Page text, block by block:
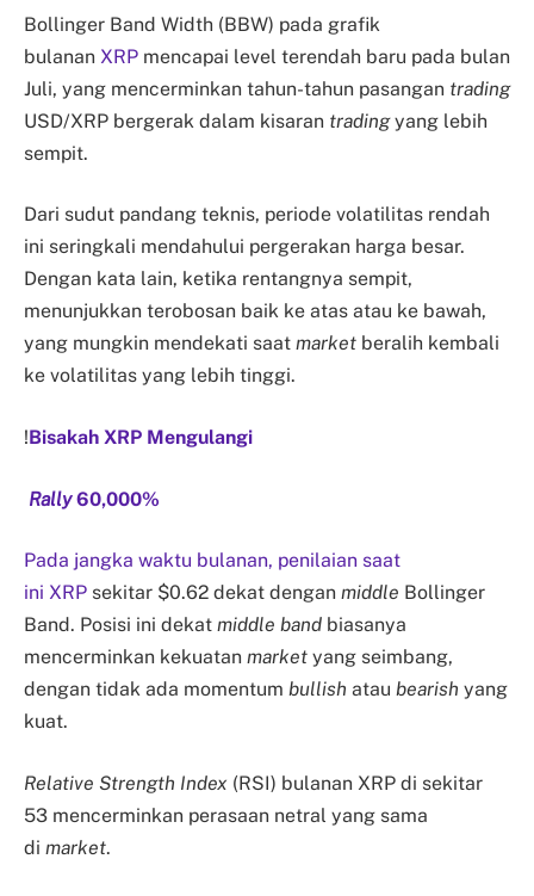
Bollinger Band Width (BBW) pada grafik
bulanan XRP mencapai level terendah baru pada bulan
Juli, yang mencerminkan tahun-tahun pasangan trading
USD/XRP bergerak dalam kisaran tradingyang lebih
sempit.
Dari sudut pandang teknis, periode volatilitas rendah
ini seringkali mendahului pergerakan harga besar.
Dengan kata lain, ketika rentangnya sempit,
menunjukkan terobosan baik ke atas atau ke bawah,
yang mungkin mendekati saat market beralih kembali
ke volatilitas yang lebih tinggi.
!Bisakah XRP Mengulangi
Rally 60,000%
Pada jangka waktu bulanan, penilaian saat
ini XRP sekitar $0.62 dekat dengan middle Bollinger
Band. Posisi ini dekat middle band biasanya
mencerminkan kekuatan market yang seimbang,
dengan tidak ada momentum bullish atau bearish yang
kuat.
Relative Strength Index (RSI) bulanan XRP di sekitar
53 mencerminkan perasaan netral yang sama
di market.